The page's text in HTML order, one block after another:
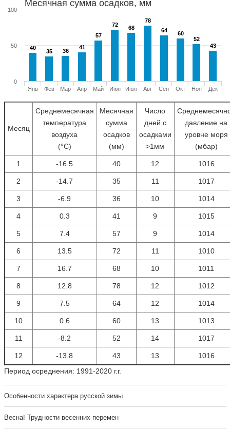
Месячная сумма осадков, мм
40
40
35
35 36
36
41
41
57
57
72
72 68
68
78
78
64
64 60
60
52
52
43
43
Янв Фев Мар Апр Май Июн Июл Авг Сен Окт Ноя Дек
0
50
100
Месяц
Среднемесячная
температура
воздуха
(°С)
Месячная
сумма
осадков
(мм)
Число
дней с
осадками
>1мм
давление на
уровне моря
(мбар)
1 -16.5 40 12 1016
2 -14.7 35 11 1017
3 -6.9 36 10 1014
4 0.3 41 9 1015
5 7.4 57 9 1014
6 13.5 72 11 1010
7 16.7 68 10 1011
8 12.8 78 12 1012
9 7.5 64 12 1014
10 0.6 60 13 1013
11 -8.2 52 14 1017
12 -13.8 43 13
1016
Период осреднения: 1991-2020 г.г.
Особенности характера русской зимы
Весна! Трудности весенних перемен